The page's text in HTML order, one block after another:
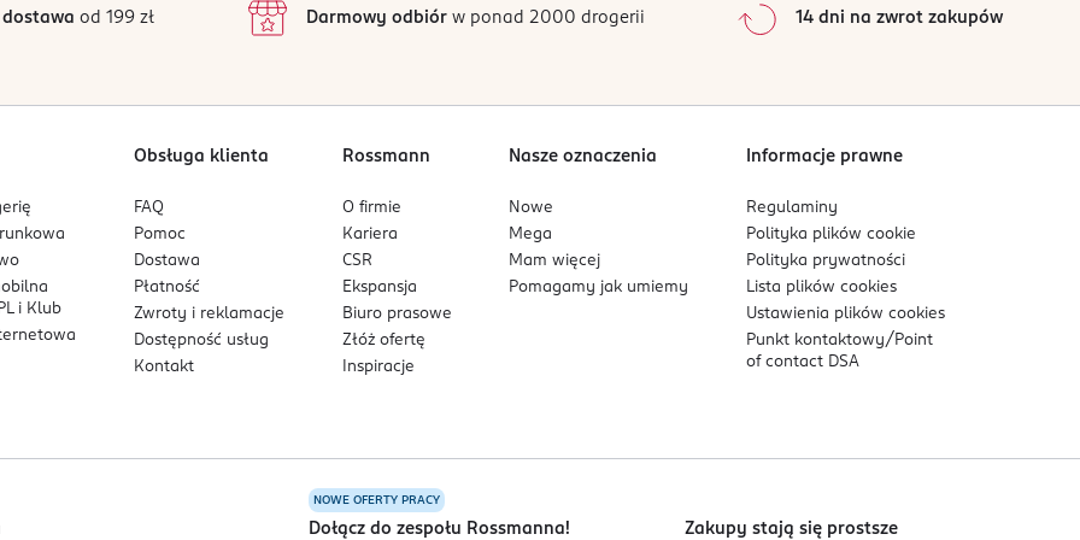
i odżywienie,
nawilżenia.
skóry i wspomaga wchłanianie składników aktywnych.
skóry i odpowiednia także dla skóry wrażliwej.
1
0%
Sortowanie wgdata: od najnowszej
dostawa od 199 zł Darmowy odbiórw ponad 2000 drogerii 14 dni na zwrot zakupów
i Klub
Obsługa klienta
FAQ
Pomoc
Dostawa
Płatność
Zwroty i reklamacje
Dostępność usług
Kontakt
Rossmann
O firmie
Kariera
CSR
Ekspansja
Biuro prasowe
Złóż ofertę
Inspiracje
Nasze oznaczenia
Nowe
Mega
Mam więcej
Pomagamy jak umiemy
Informacje prawne
Regulaminy
Polityka plikówcookie
Polityka prywatności
Lista plikówcookies
Ustawienia plikówcookies
Punkt kontaktowy/ Point
of contact DSA
NOWE OFERTY PRACY
Dołącz do zespołu Rossmanna! Zakupy stają się prostsze